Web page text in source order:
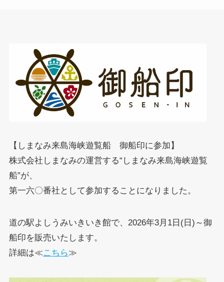
【しまなみ来島海峡遊覧船 御船印に参加】
株式会社しまなみの運営する“しまなみ来島海峡遊覧
船”が、
第一六〇番社として参加することになりました。
道の駅よしうみいきいき館で、2026年3月1日(日)～御
船印を販売いたします。
詳細は≪こちら≫